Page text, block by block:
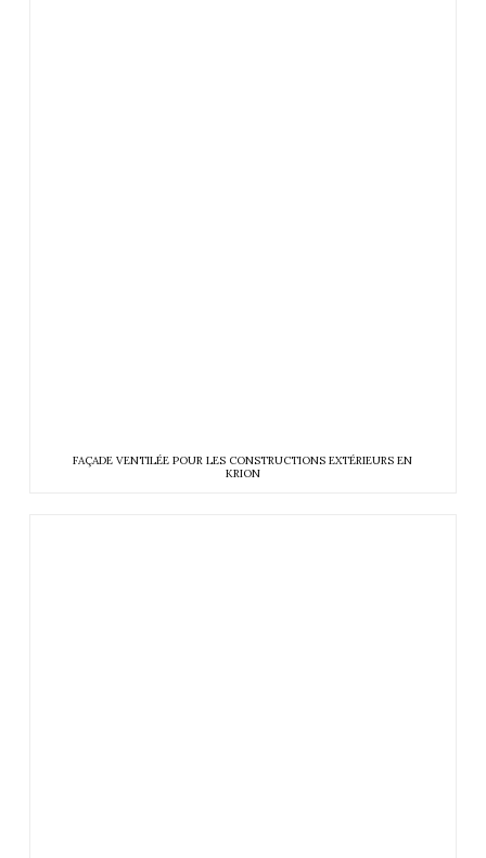
FAÇADE VENTILÉE POUR LES CONSTRUCTIONS EXTÉRIEURS EN
KRION